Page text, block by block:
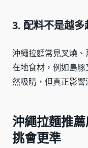
3. 配料不是越多
沖繩拉麵常見叉燒
在地食材，例如島
然吸睛，但真正影響
沖繩拉麵推
挑會更準